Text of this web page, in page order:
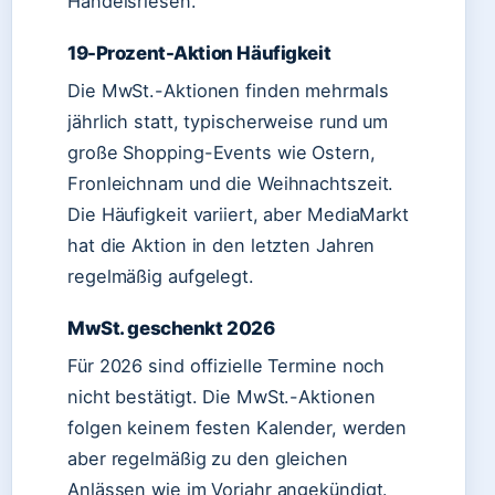
19-Prozent-Aktion Häufigkeit
Die MwSt.-Aktionen finden mehrmals
jährlich statt, typischerweise rund um
große Shopping-Events wie Ostern,
Fronleichnam und die Weihnachtszeit.
Die Häufigkeit variiert, aber MediaMarkt
hat die Aktion in den letzten Jahren
regelmäßig aufgelegt.
MwSt. geschenkt 2026
Für 2026 sind offizielle Termine noch
nicht bestätigt. Die MwSt.-Aktionen
folgen keinem festen Kalender, werden
aber regelmäßig zu den gleichen
Anlässen wie im Vorjahr angekündigt.